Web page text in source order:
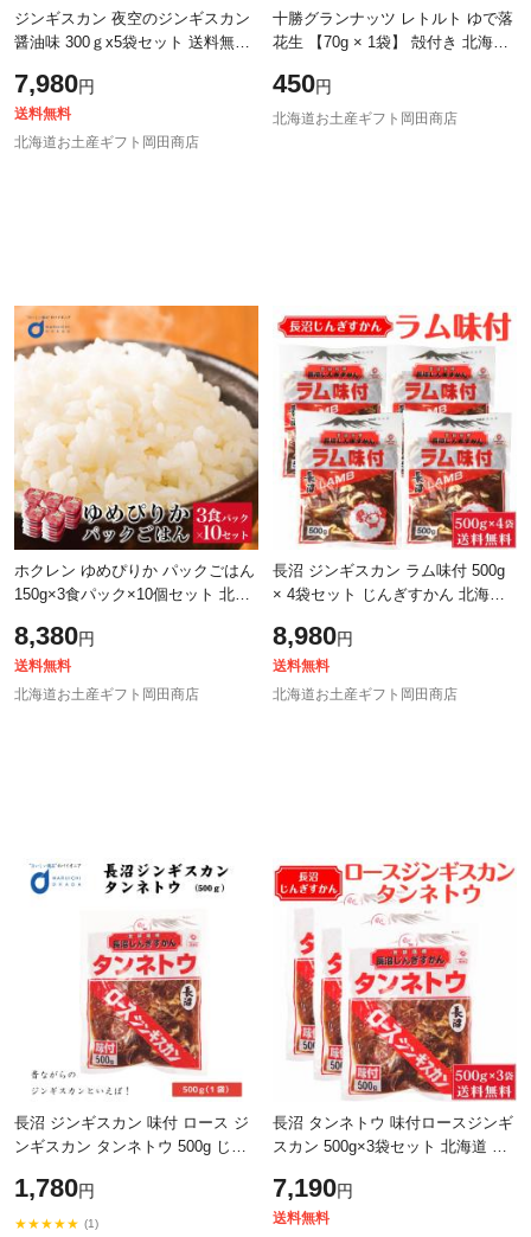
ジンギスカン 夜空のジンギスカン
醤油味 300ｇx5袋セット 送料無料
よぞじん 北海道 お土産 お中元
7,980円
送料無料
北海道お土産ギフト岡田商店
十勝グランナッツ レトルト ゆで落
花生 【70g × 1袋】 殻付き 北海道
まみ 落花生 お土産 ギフト プレ
450円
北海道お土産ギフト岡田商店
ホクレン ゆめぴりか パックごはん
150g×3食パック×10個セット 北海
クライス 北海道米 電子レンジ対
8,380円
送料無料
北海道お土産ギフト岡田商店
長沼 ジンギスカン ラム味付 500g
× 4袋セット じんぎすかん 北海道
ゼント BBQ お中元 ギフト 人気
8,980円
送料無料
北海道お土産ギフト岡田商店
長沼 ジンギスカン 味付 ロース ジ
ンギスカン タンネトウ 500g じん
ン 定番 懐かし お中元 ギフト 人気
1,780円
★★★★★ (1)
長沼 タンネトウ 味付ロースジンギ
スカン 500g×3袋セット 北海道 ジ
成吉思汗 焼肉 BBQ 北海道名物 ご
当
7,190円
送料無料